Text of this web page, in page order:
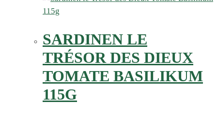
SARDINEN LE
TRÉSOR DES DIEUX
TOMATE BASILIKUM
115G